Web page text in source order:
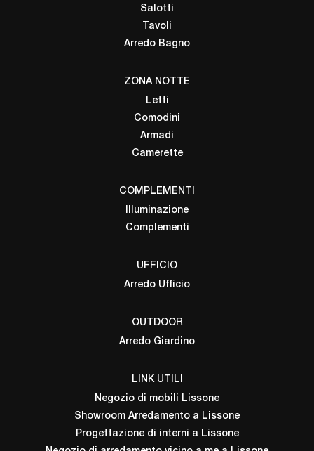
Salotti
Tavoli
Arredo Bagno
ZONA NOTTE
Letti
Comodini
Armadi
Camerette
COMPLEMENTI
Illuminazione
Complementi
UFFICIO
Arredo Ufficio
OUTDOOR
Arredo Giardino
LINK UTILI
Negozio di mobili Lissone
Showroom Arredamento a Lissone
Progettazione di interni a Lissone